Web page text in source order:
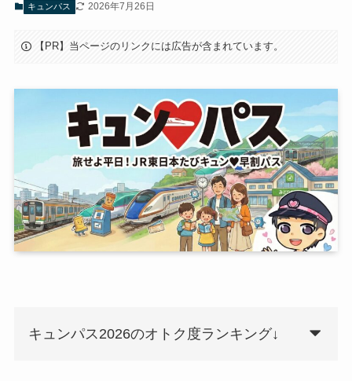
キュンパス 2026年7月26日
【PR】当ページのリンクには広告が含まれています。
キュンパス2026のオトク度ランキング↓